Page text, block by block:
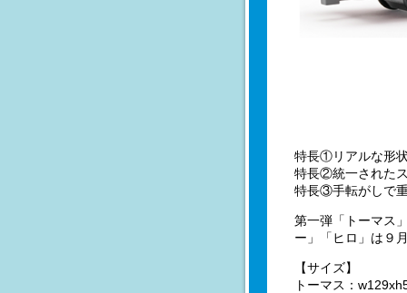
特長①リアルな形
特長②統一された
特長③手転がしで
第一弾「トーマス
ー」「ヒロ」は９
【サイズ】
トーマス：